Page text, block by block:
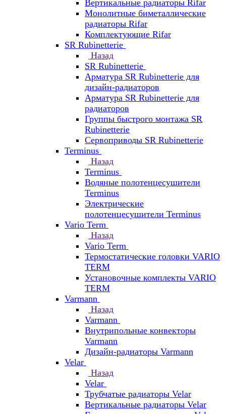
Вертикальные радиаторы Rifar
Монолитные биметаллические
радиаторы Rifar
Комплектующие Rifar
SR Rubinetterie
Назад
SR Rubinetterie
Арматура SR Rubinetterie для
дизайн-радиаторов
Арматура SR Rubinetterie для
радиаторов
Группы быстрого монтажа SR
Rubinetterie
Сервоприводы SR Rubinetterie
Terminus
Назад
Terminus
Водяные полотенцесушители
Terminus
Электрические
полотенцесушители Terminus
Vario Term
Назад
Vario Term
Термостатические головки VARIO
TERM
Установочные комплекты VARIO
TERM
Varmann
Назад
Varmann
Внутрипольные конвекторы
Varmann
Дизайн-радиаторы Varmann
Velar
Назад
Velar
Трубчатые радиаторы Velar
Вертикальные радиаторы Velar